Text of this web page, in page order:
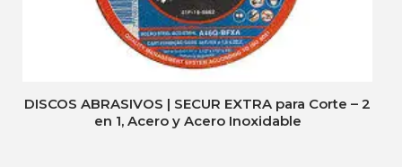
DISCOS ABRASIVOS | SECUR EXTRA para Corte – 2
en 1, Acero y Acero Inoxidable